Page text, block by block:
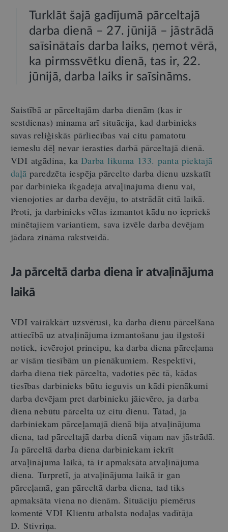
Turklāt šajā gadījumā pārceltajā
darba dienā – 27. jūnijā – jāstrādā
saīsinātais darba laiks, ņemot vērā,
ka pirmssvētku dienā, tas ir, 22.
jūnijā, darba laiks ir saīsināms.
Saistībā ar pārceltajām darba dienām (kas ir
sestdienas) minama arī situācija, kad darbinieks
savas reliģiskās pārliecības vai citu pamatotu
iemeslu dēļ nevar ierasties darbā pārceltajā dienā.
VDI atgādina, ka Darba likuma 133. panta piektajā
daļā paredzēta iespēja pārcelto darba dienu uzskatīt
par darbinieka ikgadējā atvaļinājuma dienu vai,
vienojoties ar darba devēju, to atstrādāt citā laikā.
Proti, ja darbinieks vēlas izmantot kādu no iepriekš
minētajiem variantiem, sava izvēle darba devējam
jādara zināma rakstveidā.
Ja pārceltā darba diena ir atvaļinājuma
laikā
VDI vairākkārt uzsvērusi, ka darba dienu pārcelšana
attiecībā uz atvaļinājuma izmantošanu jau ilgstoši
notiek, ievērojot principu, ka darba diena pārceļama
ar visām tiesībām un pienākumiem. Respektīvi,
darba diena tiek pārcelta, vadoties pēc tā, kādas
tiesības darbinieks būtu ieguvis un kādi pienākumi
darba devējam pret darbinieku jāievēro, ja darba
diena nebūtu pārcelta uz citu dienu. Tātad, ja
darbiniekam pārceļamajā dienā bija atvaļinājuma
diena, tad pārceltajā darba dienā viņam nav jāstrādā.
Ja pārceltā darba diena darbiniekam iekrīt
atvaļinājuma laikā, tā ir apmaksāta atvaļinājuma
diena. Turpretī, ja atvaļinājuma laikā ir gan
pārceļamā, gan pārceltā darba diena, tad tiks
apmaksāta viena no dienām. Situāciju piemērus
komentēVDI Klientu atbalsta nodaļas vadītāja
D. Stivriņa.